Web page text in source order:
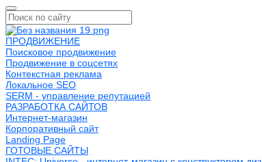
ПРОДВИЖЕНИЕ
Поисковое продвижение
Продвижение в соцсетях
Контекстная реклама
Локальное SEO
SERM - управление репутацией
РАЗРАБОТКА САЙТОВ
Интернет-магазин
Корпоративный сайт
Landing Page
ГОТОВЫЕ САЙТЫ